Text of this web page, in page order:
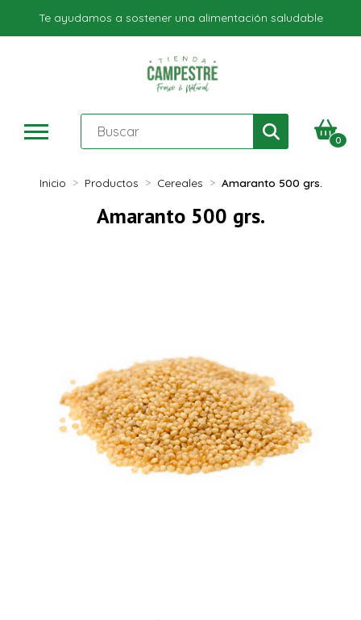
Te ayudamos a sostener una alimentación saludable
0
Inicio Productos Cereales Amaranto 500 grs.
Amaranto 500 grs.